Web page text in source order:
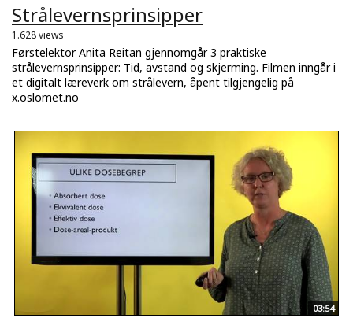
Strålevernsprinsipper
1.628 views
Førstelektor Anita Reitan gjennomgår 3 praktiske
strålevernsprinsipper: Tid, avstand og skjerming. Filmen inngår i
et digitalt læreverk om strålevern, åpent tilgjengelig på
x.oslomet.no
03:54